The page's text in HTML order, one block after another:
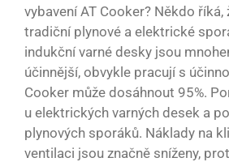
vybavení AT Cooker? Někdo říká,
tradiční plynové a elektrické
indukční varné desky jsou
účinnější, obvykle pracují s
Cooker může dosáhnout 95%.
u elektrických varných desek a
plynových sporáků. Náklady na
ventilaci jsou značně sníženy,